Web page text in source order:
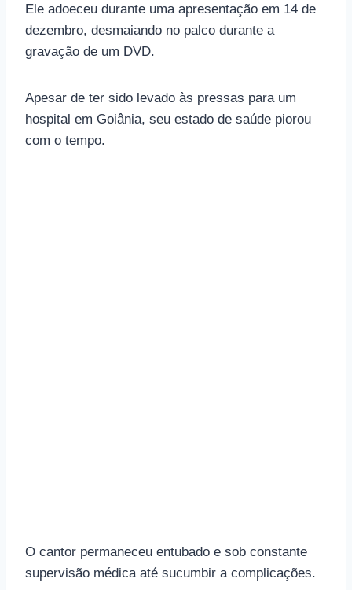
Ele adoeceu durante uma apresentação em 14 de
dezembro, desmaiando no palco durante a
gravação de um DVD.
Apesar de ter sido levado às pressas para um
hospital em Goiânia, seu estado de saúde piorou
com o tempo.
O cantor permaneceu entubado e sob constante
supervisão médica até sucumbir a complicações.